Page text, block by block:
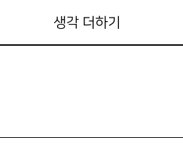
생각 더하기